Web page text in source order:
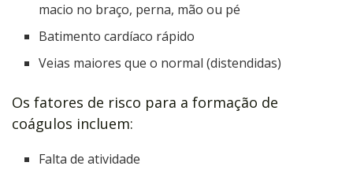
macio no braço, perna, mão ou pé
Batimento cardíaco rápido
Veias maiores que o normal (distendidas)
Os fatores de risco para a formação de
coágulos incluem:
Falta de atividade